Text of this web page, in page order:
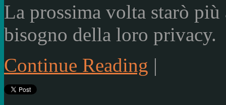
La prossima volta starò
bisogno della loro privacy.
Continue Reading |